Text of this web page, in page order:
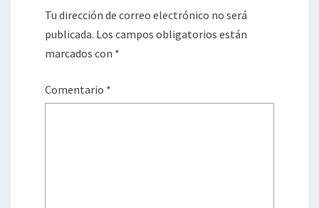
Tu dirección de correo electrónico no será
publicada. Los campos obligatorios están
marcados con *
Comentario *